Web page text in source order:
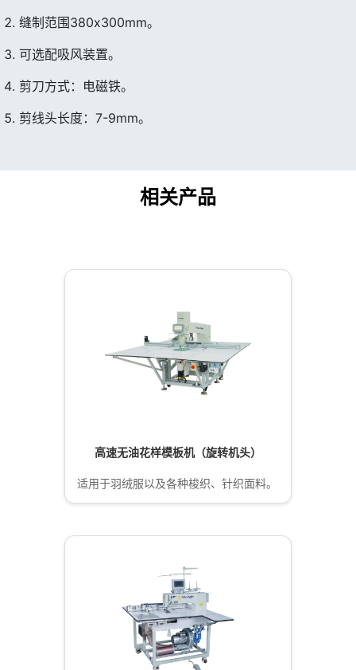
缝制范围380x300mm。
可选配吸风装置。
剪刀方式：电磁铁。
剪线头长度：7-9mm。
相关产品
高速无油花样模板机（旋转机头）
适用于羽绒服以及各种梭织、针织面料。